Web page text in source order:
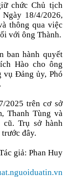
chức Chủ tịch
18/4/2026,
thông qua việc
với ông Thành.
ban hành quyết
Hào cho ông
vụ Đảng ủy, Phó
2025 trên cơ sở
Thanh Tùng và
cũ. Trụ sở hành
đây.
giả: Phan Huy